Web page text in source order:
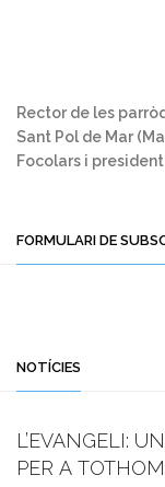
Rector de les
Sant Pol de Mar
Focolars i
FORMULARI DE
NOTÍCIES
L’EVANGELI:
PER A TOTHOM